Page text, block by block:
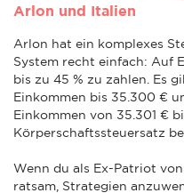
Arlon und Italien
Arlon hat ein komplexes
System recht einfach: Auf
bis zu 45 % zu zahlen. Es
Einkommen bis 35.300 €
Einkommen von 35.301 €
Körperschaftssteuersatz
Wenn du als Ex-Patriot
ratsam, Strategien